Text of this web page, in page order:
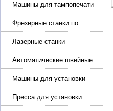
Машины для тампопечати
Фрезерные станки по
металлу
Лазерные станки
Автоматические швейные
машины с программным
управлением
Машины для установки
жемчуга, бусин, заклепок и
фурнитура
Пресса для установки
фурнитуры: блочка,